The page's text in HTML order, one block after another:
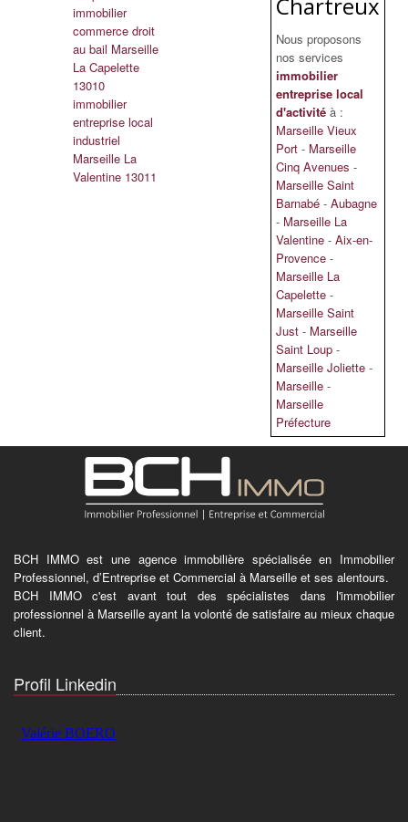
immobilier
commerce droit
au bail Marseille
La Capelette
13010
immobilier
entreprise local
industriel
Marseille La
Valentine 13011
Chartreux
Nous proposons
nos services
immobilier
entreprise local
d'activité à :
Marseille Vieux
Port - Marseille
Cinq Avenues -
Marseille Saint
Barnabé - Aubagne
- Marseille La
Valentine - Aix-en-
Provence -
Marseille La
Capelette -
Marseille Saint
Just - Marseille
Saint Loup -
Marseille Joliette -
Marseille -
Marseille
Préfecture
BCH IMMO est une agence immobilière spécialisée en Immobilier
Professionnel, d’Entreprise et Commercial à Marseille et ses alentours.
BCH IMMO c'est avant tout des spécialistes dans l'immobilier
professionnel à Marseille ayant la volonté de satisfaire au mieux chaque
client.
Profil Linkedin